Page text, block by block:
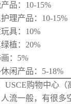
品： 10-15%
理产品： 10-15%
具： 10%
植： 20%
： 5%
闲产品： 5-18%
USCE购物中心（
流一般，有很多